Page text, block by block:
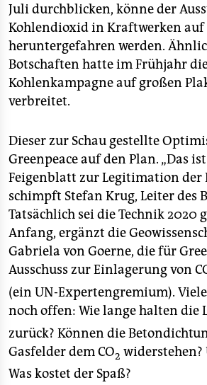
Juli durchblicken, könne der
Kohlendioxid in Kraftwerken
heruntergefahren werden.
Botschaften hatte im Frühjahr
Kohlenkampagne auf großen
verbreitet.
Dieser zur Schau gestellte
Greenpeace auf den Plan. „Das
Feigenblatt zur Legitimation der
schimpft Stefan Krug, Leiter des
Tatsächlich sei die Technik 2020
Anfang, ergänzt die
Gabriela von Goerne, die für
Ausschuss zur Einlagerung von
(ein UN-Expertengremium).
noch offen: Wie lange halten die
zurück? Können die
Gasfelder dem CO2
Was kostet der Spaß?